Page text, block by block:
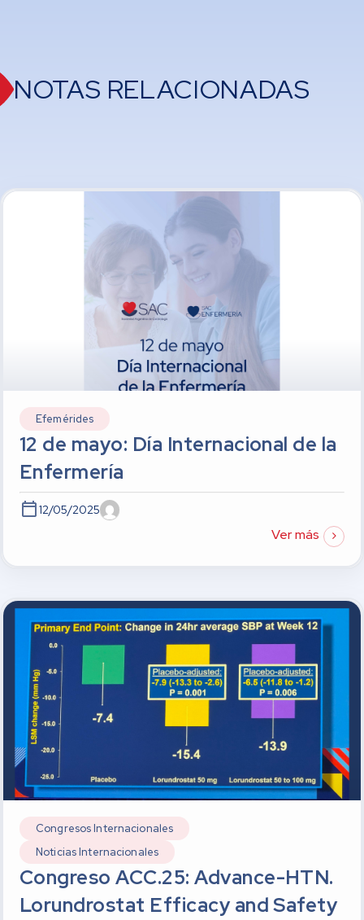
NOTAS RELACIONADAS
Efemérides
12 de mayo: Día Internacional de la
Enfermería
12/05/2025
Ver más
Congresos Internacionales
Noticias Internacionales
Congreso ACC.25: Advance-HTN.
Lorundrostat Efficacy and Safety